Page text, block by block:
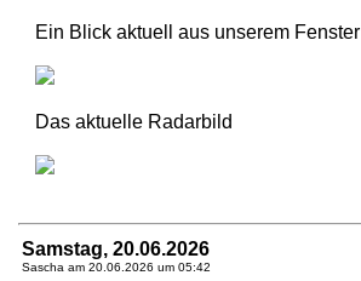
Ein Blick aktuell aus unserem Fenster
Das aktuelle Radarbild
Samstag, 20.06.2026
Sascha am 20.06.2026 um 05:42